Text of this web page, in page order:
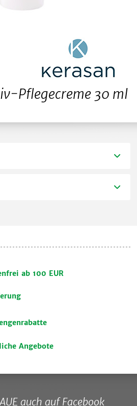
Pflegecreme 30 ml
ab 100 EUR
Angebote
auch auf Facebook